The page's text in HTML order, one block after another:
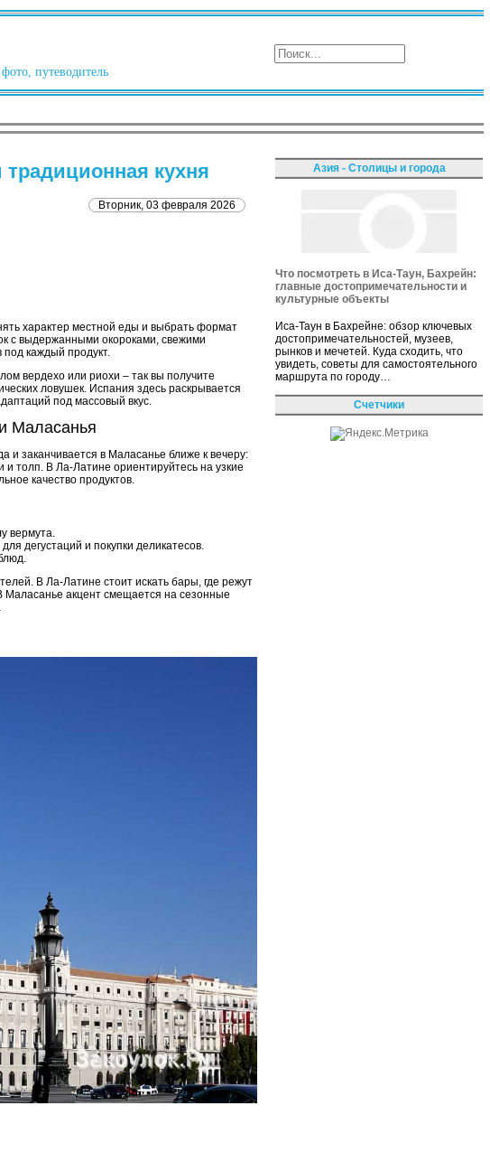
путеводитель
кухня
Вторник, 03 февраля 2026
характер местной еды и выбрать формат
с выдержанными окороками, свежими
каждый продукт.
вердехо или риохи – так вы получите
ловушек. Испания здесь раскрывается
под массовый вкус.
Маласанья
и заканчивается в Маласанье ближе к вечеру:
толп. В Ла-Латине ориентируйтесь на узкие
качество продуктов.
вермута.
дегустаций и покупки деликатесов.
В Ла-Латине стоит искать бары, где режут
Маласанье акцент смещается на сезонные
Азия - Столицы и города
Что посмотреть в Иса-Таун, Бахрейн:
главные достопримечательности и
культурные объекты
Иса-Таун в Бахрейне: обзор ключевых
достопримечательностей, музеев,
рынков и мечетей. Куда сходить, что
увидеть, советы для самостоятельного
маршрута по городу…
Счетчики